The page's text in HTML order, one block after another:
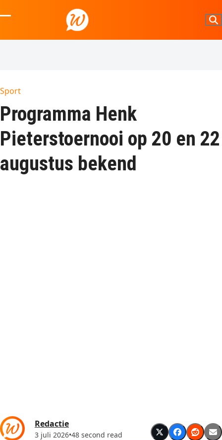
to
mobile
mobile
Sport
Programma Henk
Pieterstoernooi op 20 en 22
augustus bekend
Redactie
3 juli 2026•48 second read